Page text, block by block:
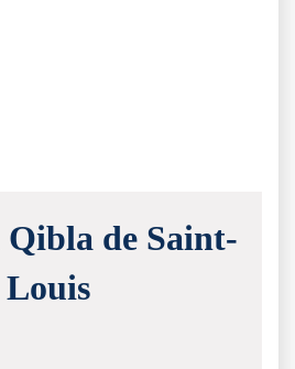
de Saint-
Louis